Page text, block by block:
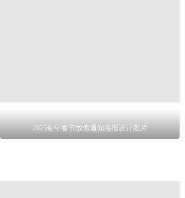
2025蛇年春节放假通知海报设计图片